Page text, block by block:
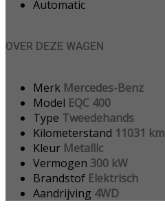
Automatic
OVER DEZE WAGEN
Merk Mercedes-Benz
Model EQC 400
Type Tweedehands
Kilometerstand 11031 km
Kleur Metallic
Vermogen 300 kW
Brandstof Elektrisch
Aandrijving 4WD